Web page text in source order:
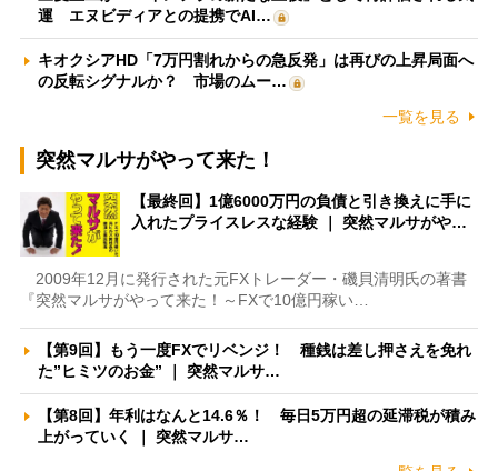
運 エヌビディアとの提携でAI…
キオクシアHD「7万円割れからの急反発」は再びの上昇局面へ
の反転シグナルか？ 市場のムー…
一覧を見る
突然マルサがやって来た！
【最終回】1億6000万円の負債と引き換えに手に
入れたプライスレスな経験 ｜ 突然マルサがや…
2009年12月に発行された元FXトレーダー・磯貝清明氏の著書
『突然マルサがやって来た！～FXで10億円稼い…
【第9回】もう一度FXでリベンジ！ 種銭は差し押さえを免れ
た”ヒミツのお金” ｜ 突然マルサ…
【第8回】年利はなんと14.6％！ 毎日5万円超の延滞税が積み
上がっていく ｜ 突然マルサ…